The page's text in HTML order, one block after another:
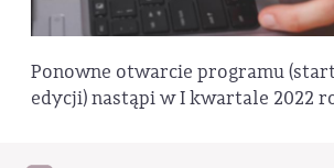
Ponowne otwarcie programu
edycji) nastąpi w I kwartale 2022